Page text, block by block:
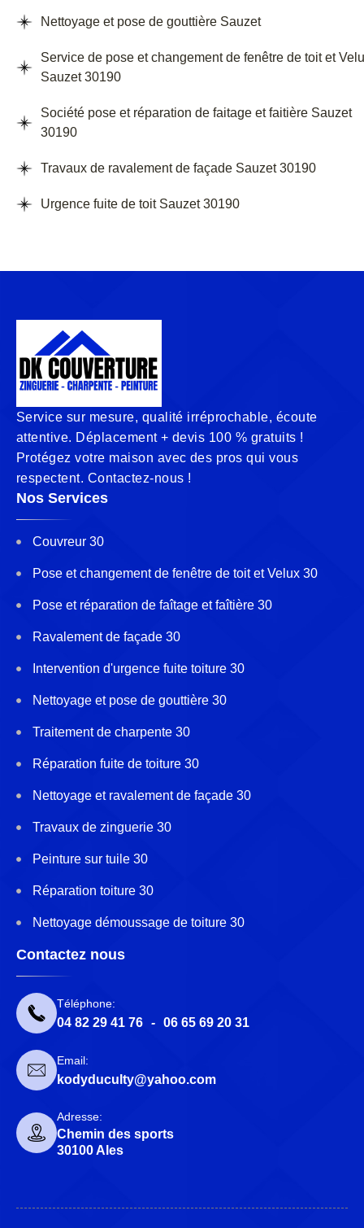
Nettoyage et pose de gouttière Sauzet
Service de pose et changement de fenêtre de toit et
Sauzet 30190
Société pose et réparation de faitage et faitière Sauzet
30190
Travaux de ravalement de façade Sauzet 30190
Urgence fuite de toit Sauzet 30190
Service sur mesure, qualité irréprochable, écoute
attentive. Déplacement + devis 100 % gratuits !
Protégez votre maison avec des pros qui vous
respectent. Contactez-nous !
Nos Services
Couvreur 30
Pose et changement de fenêtre de toit et Velux 30
Pose et réparation de faîtage et faîtière 30
Ravalement de façade 30
Intervention d'urgence fuite toiture 30
Nettoyage et pose de gouttière 30
Traitement de charpente 30
Réparation fuite de toiture 30
Nettoyage et ravalement de façade 30
Travaux de zinguerie 30
Peinture sur tuile 30
Réparation toiture 30
Nettoyage démoussage de toiture 30
Contactez nous
Téléphone:
04 82 29 41 76 - 06 65 69 20 31
Email:
kodyduculty@yahoo.com
Adresse:
Chemin des sports
30100 Ales